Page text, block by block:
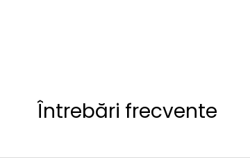
Întrebări frecvente